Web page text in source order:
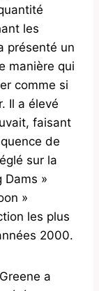
les
présenté un
manière qui
comme si
Il a élevé
faisant
de
sur la
Dams »
»
les plus
2000.
a